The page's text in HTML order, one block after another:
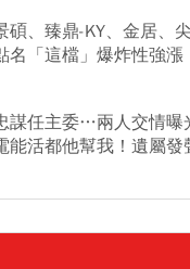
碩、臻鼎-KY、金居、
名「這檔」爆炸性強
謀任主委…兩人交情曝
能活都他幫我！遺屬